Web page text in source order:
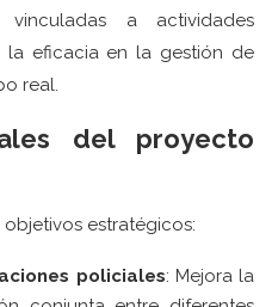
a actividades
la eficacia en la gestión de
real.
del proyecto
estratégicos:
policiales: Mejora la